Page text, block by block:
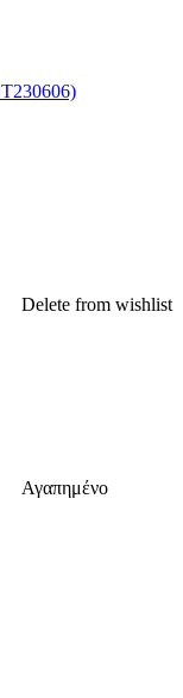
Delete from wishlist
Αγαπημένο